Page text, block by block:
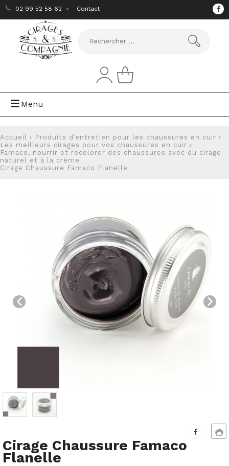
02 99 52 58 62 Contact
Menu
Accueil › Produits d’entretien pour les chaussures en cuir ›
Les meilleurs cirages pour vos chaussures en cuir ›
Famaco, nourrir et recolorer des chaussures avec du cirage
naturel et à la crème
Cirage Chaussure Famaco Flanelle
Cirage Chaussure Famaco
Flanelle